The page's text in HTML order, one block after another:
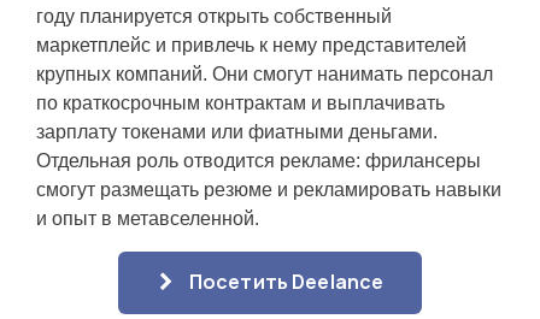
году планируется открыть собственный
маркетплейс и привлечь к нему представителей
крупных компаний. Они смогут нанимать персонал
по краткосрочным контрактам и выплачивать
зарплату токенами или фиатными деньгами.
Отдельная роль отводится рекламе: фрилансеры
смогут размещать резюме и рекламировать навыки
и опыт в метавселенной.
Посетить Deelance